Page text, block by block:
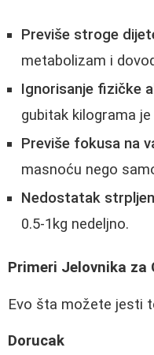
Previše stroge
metabolizam i
Ignorisanje fizičke
gubitak kilograma
Previše fokusa na
masnoću nego
Nedostatak
0.5-1kg nedeljno.
Primeri Jelovnika za
Evo šta možete jesti
Dorucak